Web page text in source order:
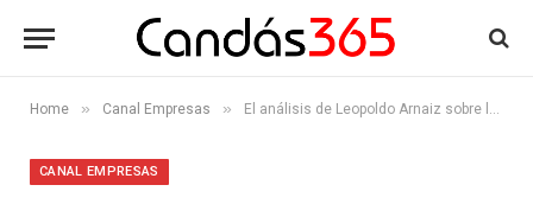
Home » Canal Empresas » El análisis de Leopoldo Arnaiz sobre los retos del urbanismo regional
CANAL EMPRESAS